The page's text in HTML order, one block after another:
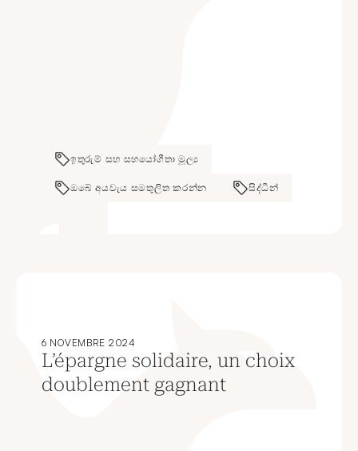
ඉතුරුම් සහ සහයෝගීතා මූල්‍ය
ඔබේ අයවැය සමතුලිත කරන්න සිද්ධීන්
6 NOVEMBRE 2024
L’épargne solidaire, un choix
doublement gagnant